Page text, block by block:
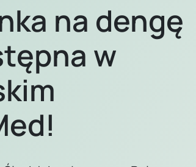
na dengę
w